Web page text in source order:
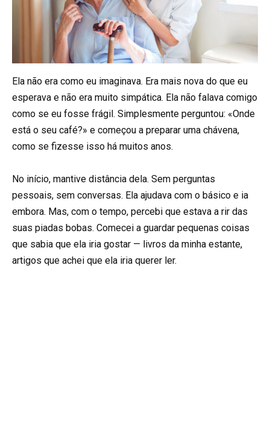
Ela não era como eu imaginava. Era mais nova do que eu
esperava e não era muito simpática. Ela não falava comigo
como se eu fosse frágil. Simplesmente perguntou: «Onde
está o seu café?» e começou a preparar uma chávena,
como se fizesse isso há muitos anos.
No início, mantive distância dela. Sem perguntas
pessoais, sem conversas. Ela ajudava com o básico e ia
embora. Mas, com o tempo, percebi que estava a rir das
suas piadas bobas. Comecei a guardar pequenas coisas
que sabia que ela iria gostar — livros da minha estante,
artigos que achei que ela iria querer ler.